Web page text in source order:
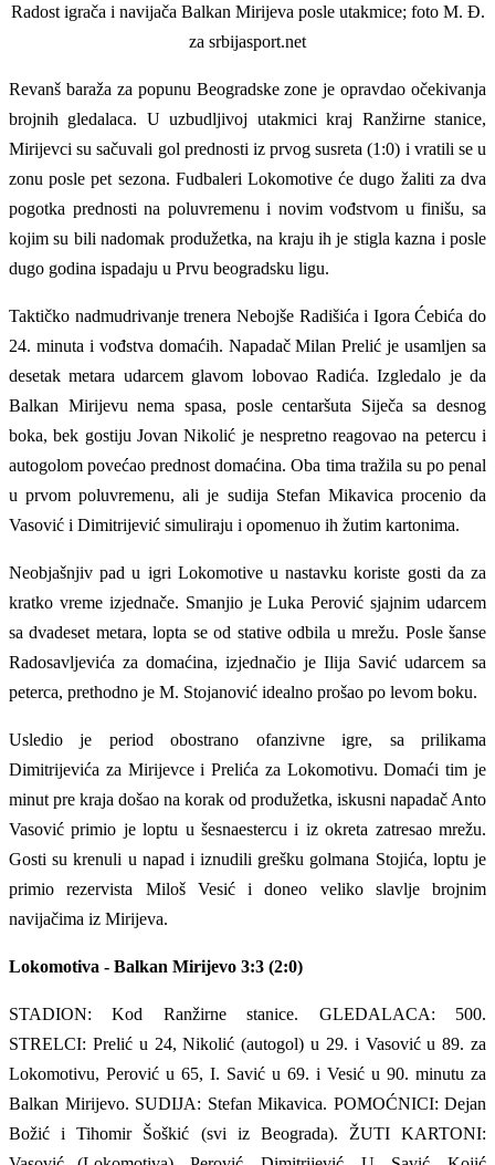
Radost igrača i navijača Balkan Mirijeva posle utakmice; foto M. Đ.
za srbijasport.net
Revanš baraža za popunu Beogradske zone je opravdao očekivanja
brojnih gledalaca. U uzbudljivoj utakmici kraj Ranžirne stanice,
Mirijevci su sačuvali gol prednosti iz prvog susreta (1:0) i vratili se u
zonu posle pet sezona. Fudbaleri Lokomotive će dugo žaliti za dva
pogotka prednosti na poluvremenu i novim vođstvom u finišu, sa
kojim su bili nadomak produžetka, na kraju ih je stigla kazna i posle
dugo godina ispadaju u Prvu beogradsku ligu.
Taktičko nadmudrivanje trenera Nebojše Radišića i Igora Ćebića do
24. minuta i vođstva domaćih. Napadač Milan Prelić je usamljen sa
desetak metara udarcem glavom lobovao Radića. Izgledalo je da
Balkan Mirijevu nema spasa, posle centaršuta Siječa sa desnog
boka, bek gostiju Jovan Nikolić je nespretno reagovao na petercu i
autogolom povećao prednost domaćina. Oba tima tražila su po penal
u prvom poluvremenu, ali je sudija Stefan Mikavica procenio da
Vasović i Dimitrijević simuliraju i opomenuo ih žutim kartonima.
Neobjašnjiv pad u igri Lokomotive u nastavku koriste gosti da za
kratko vreme izjednače. Smanjio je Luka Perović sjajnim udarcem
sa dvadeset metara, lopta se od stative odbila u mrežu. Posle šanse
Radosavljevića za domaćina, izjednačio je Ilija Savić udarcem sa
peterca, prethodno je M. Stojanović idealno prošao po levom boku.
Usledio je period obostrano ofanzivne igre, sa prilikama
Dimitrijevića za Mirijevce i Prelića za Lokomotivu. Domaći tim je
minut pre kraja došao na korak od produžetka, iskusni napadač Anto
Vasović primio je loptu u šesnaestercu i iz okreta zatresao mrežu.
Gosti su krenuli u napad i iznudili grešku golmana Stojića, loptu je
primio rezervista Miloš Vesić i doneo veliko slavlje brojnim
navijačima iz Mirijeva.
Lokomotiva - Balkan Mirijevo 3:3 (2:0)
STADION: Kod Ranžirne stanice. GLEDALACA: 500.
STRELCI: Prelić u 24, Nikolić (autogol) u 29. i Vasović u 89. za
Lokomotivu, Perović u 65, I. Savić u 69. i Vesić u 90. minutu za
Balkan Mirijevo. SUDIJA: Stefan Mikavica. POMOĆNICI: Dejan
Božić i Tihomir Šoškić (svi iz Beograda). ŽUTI KARTONI: